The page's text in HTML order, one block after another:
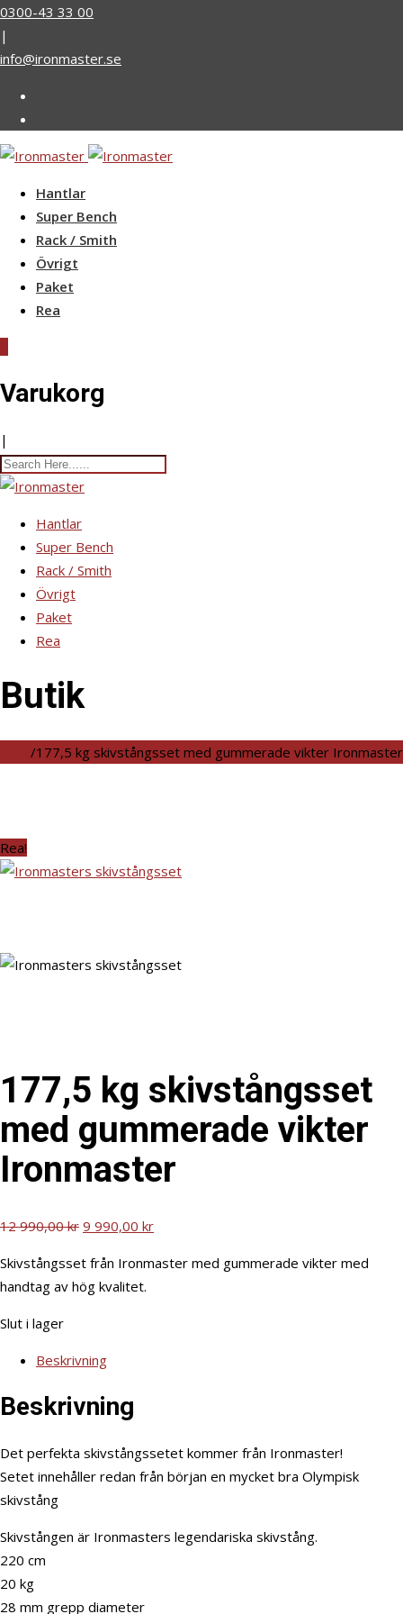
Skip
to
content
0300-43 33 00
|
info@ironmaster.se
Hantlar
Super Bench
Rack / Smith
Övrigt
Paket
Rea
Varukorg
|
Hantlar
Super Bench
Rack / Smith
Övrigt
Paket
Rea
Butik
/177,5 kg skivstångsset med gummerade vikter Ironmaster
Rea!
177,5 kg skivstångsset
med gummerade vikter
Ironmaster
12 990,00kr 9 990,00 kr
Skivstångsset från Ironmaster med gummerade vikter med
handtag av hög kvalitet.
Slut i lager
Beskrivning
Beskrivning
Det perfekta skivstångssetet kommer från Ironmaster!
Setet innehåller redan från början en mycket bra Olympisk
skivstång
Skivstången är Ironmasters legendariska skivstång.
220 cm
20 kg
28 mm grepp diameter